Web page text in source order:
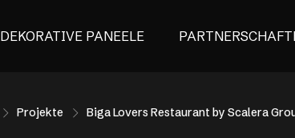
DEKORATIVE PANEELE
Projekte Biga Lovers Restaurant by Scalera